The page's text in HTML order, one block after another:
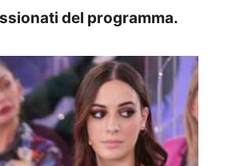
del programma.